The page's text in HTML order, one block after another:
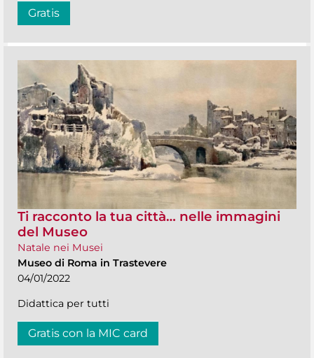
Gratis
Ti racconto la tua città… nelle immagini
del Museo
Natale nei Musei
Museo di Roma in Trastevere
04/01/2022
Didattica per tutti
Gratis con la MIC card